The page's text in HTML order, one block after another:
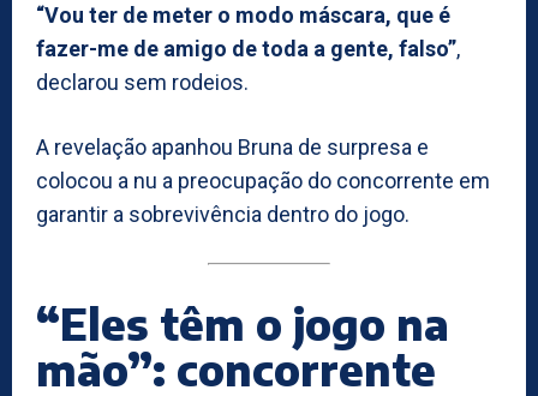
“Vou ter de meter o modo máscara, que é
fazer-me de amigo de toda a gente, falso”,
declarou sem rodeios.
A revelação apanhou Bruna de surpresa e
colocou a nu a preocupação do concorrente em
garantir a sobrevivência dentro do jogo.
“Eles têm o jogo na
mão”: concorrente